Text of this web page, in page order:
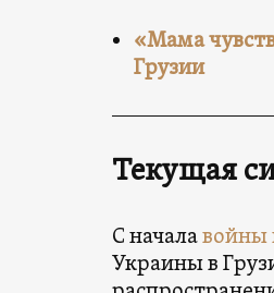
«Мама
Грузии
Текущая
С началавойны
Украины в